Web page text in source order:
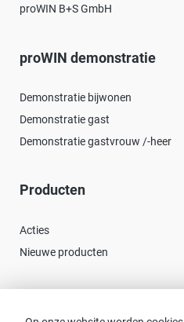
proWIN B+S GmbH
proWIN demonstratie
Demonstratie bijwonen
Demonstratie gast
Demonstratie gastvrouw /-heer
Producten
Acties
Nieuwe producten